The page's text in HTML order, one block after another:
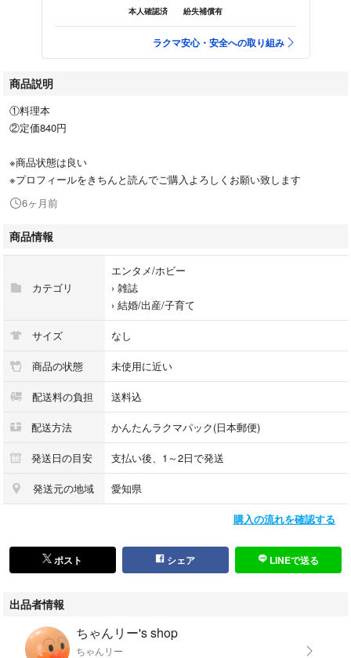
本人確認済 紛失補償有
ラクマ安心・安全への取り組み
商品説明
①料理本
②定価840円
※商品状態は良い
※プロフィールをきちんと読んでご購入よろしくお願い致します
6ヶ月前
商品情報
カテゴリ
エンタメ/ホビー
› 雑誌
› 結婚/出産/子育て
サイズ なし
商品の状態 未使用に近い
配送料の負担 送料込
配送方法 かんたんラクマパック(日本郵便)
発送日の目安 支払い後、1～2日で発送
発送元の地域 愛知県
購入の流れを確認する
ポスト シェア LINEで送る
出品者情報
ちゃんリー's shop
ちゃんリー